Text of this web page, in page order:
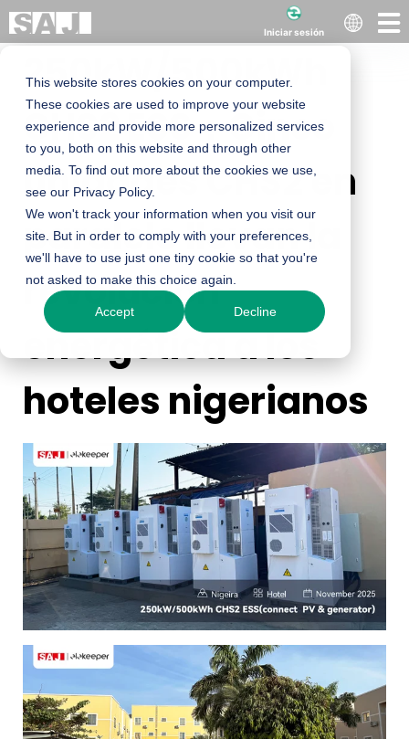
This website stores cookies on your computer.
These cookies are used to improve your website
experience and provide more personalized services
to you, both on this website and through other
media. To find out more about the cookies we use,
see our Privacy Policy.
We won't track your information when you visit our
site. But in order to comply with your preferences,
we'll have to use just one tiny cookie so that you're
not asked to make this choice again.
Accept Decline
Iniciar sesión
250kW/500kWh
CHS2 ESS：Cinco
unidades CHS2 en
paralelo llevan la
revolución
energética a los
hoteles nigerianos